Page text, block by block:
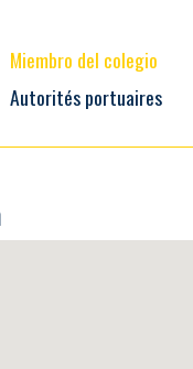
Miembro del colegio
Autorités portuaires